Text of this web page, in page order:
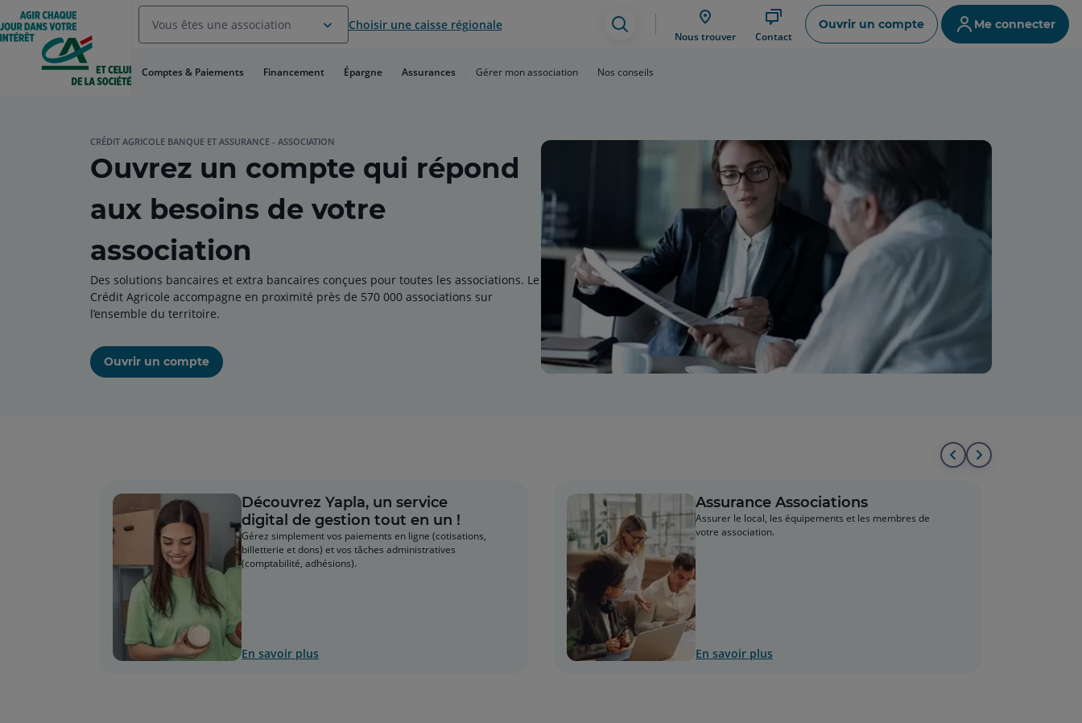
Aller
au
Menu
Aller au
Contenu
Vous êtes une association Choisir une caisse régionale
Assistance
de
Nous trouver Contact
Ouvrir un compte Me connecter
Comptes & Paiements Financement Épargne Assurances Gérer mon association Nos conseils
CRÉDIT AGRICOLE BANQUE ET ASSURANCE - ASSOCIATION
Ouvrez un compte qui répond
aux besoins de votre
association
Des solutions bancaires et extra bancaires conçues pour toutes les associations. Le
Crédit Agricole accompagne en proximité près de 570 000 associations sur
l’ensemble du territoire.
Ouvrir un compte
AllerAller
Découvrez Yapla, un service
digital de gestion tout en un !
Gérez simplement vos paiements en ligne (cotisations,
billetterie et dons) et vos tâches administratives
(comptabilité, adhésions).
En savoir plus
Assurance Associations
Assurer le local, les équipements et les membres de
votre association.
En savoir plus